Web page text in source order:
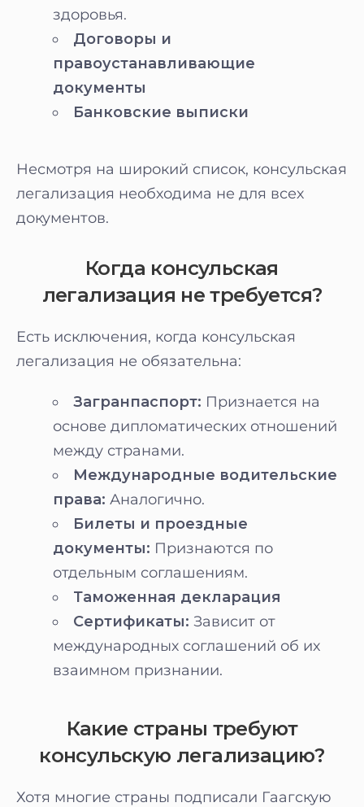
здоровья.
Договоры и
правоустанавливающие
документы
Банковские выписки
Несмотря на широкий список, консульская
легализация необходима не для всех
документов.
Когда консульская
легализация не требуется?
Есть исключения, когда консульская
легализация не обязательна:
Загранпаспорт: Признается на
основе дипломатических отношений
между странами.
Международные водительские
права: Аналогично.
Билеты и проездные
документы: Признаются по
отдельным соглашениям.
Таможенная декларация
Сертификаты: Зависит от
международных соглашений об их
взаимном признании.
Какие страны требуют
консульскую легализацию?
Хотя многие страны подписали Гаагскую